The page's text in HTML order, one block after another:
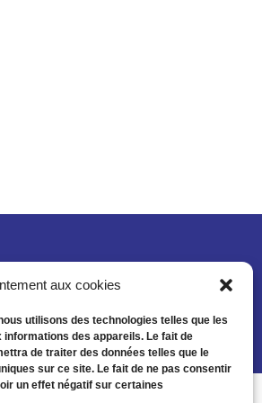
aux cookies
utilisons des technologies telles que les
des appareils. Le fait de
de traiter des données telles que le
sur ce site. Le fait de ne pas consentir
un effet négatif sur certaines